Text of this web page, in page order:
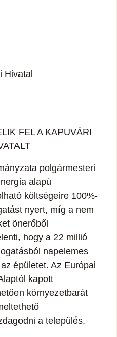
Hivatal
FEL A KAPUVÁRI
polgármesteri
alapú
költségeire 100%-
nyert, míg a nem
önerőből
hogy a 22 millió
napelemes
épületet. Az Európai
kapott
környezetbarát
a település.